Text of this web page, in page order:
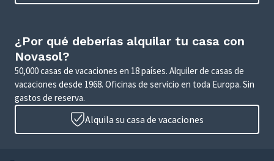
¿Por qué deberías alquilar tu casa con
Novasol?
50,000 casas de vacaciones en 18 países. Alquiler de casas de
vacaciones desde 1968. Oficinas de servicio en toda Europa. Sin
gastos de reserva.
Alquila su casa de vacaciones